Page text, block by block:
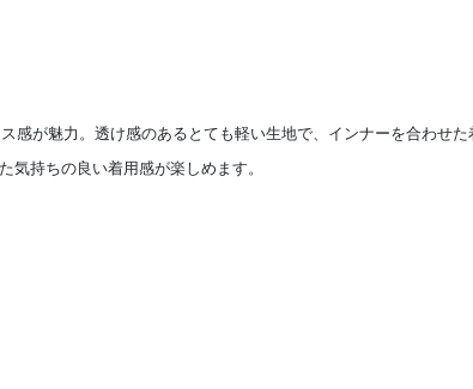
が魅力。透け感のあるとても軽い生地で、インナーを合わせ
持ちの良い着用感が楽しめます。